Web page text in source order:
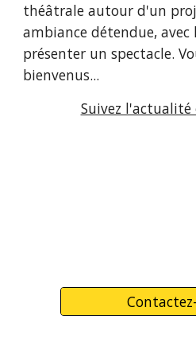
théâtrale autour d'un
ambiance détendue,
présenter un spectacle.
bienvenus...
Suivez